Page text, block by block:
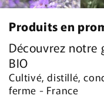
Produits en
Découvrez notre
BIO
Cultivé, distillé,
ferme - France